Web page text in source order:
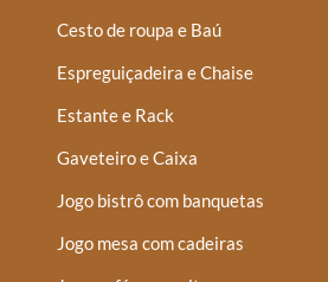
Cesto de roupa e Baú
Espreguiçadeira e Chaise
Estante e Rack
Gaveteiro e Caixa
Jogo bistrô com banquetas
Jogo mesa com cadeiras